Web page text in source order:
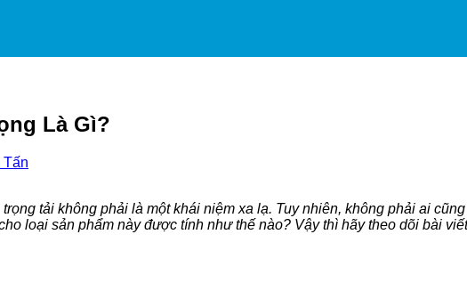
Là Gì?
Tấn
tải không phải là một khái niệm xa lạ. Tuy nhiên, không phải ai
loại sản phẩm này được tính như thế nào? Vậy thì hãy theo dõi bài